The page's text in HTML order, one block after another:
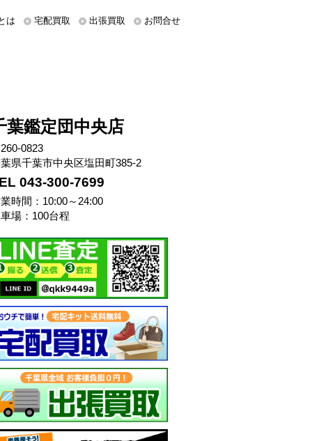
は 宅配買取 出張買取 お問合せ
葉鑑定団中央店
0823
県千葉市中央区塩田町385-2
043-300-7699
時間：10:00～24:00
場：100台程